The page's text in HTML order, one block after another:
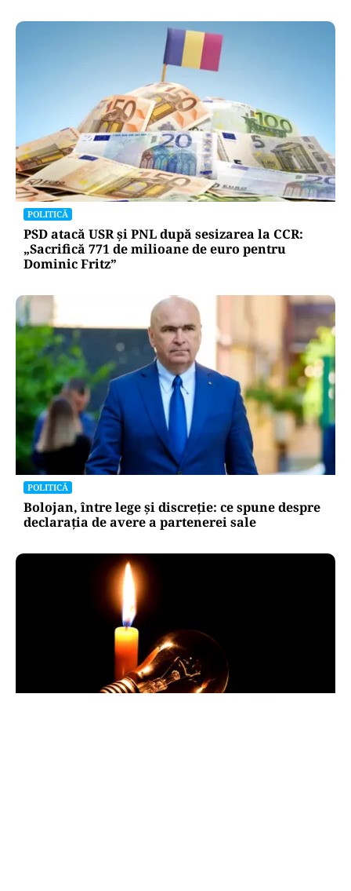
POLITICĂ
PSD atacă USR și PNL după sesizarea la CCR:
„Sacrifică 771 de milioane de euro pentru
Dominic Fritz”
POLITICĂ
Bolojan, între lege și discreție: ce spune despre
declarația de avere a partenerei sale